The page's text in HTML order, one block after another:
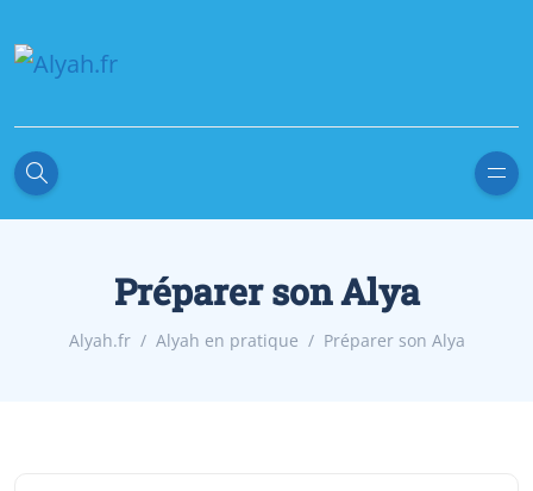
Préparer son Alya
Alyah.fr Alyah en pratique Préparer son Alya